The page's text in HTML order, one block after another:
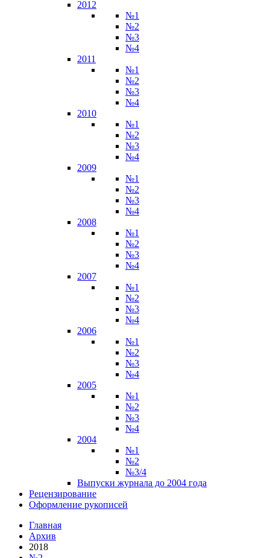
2012
№1
№2
№3
№4
2011
№1
№2
№3
№4
2010
№1
№2
№3
№4
2009
№1
№2
№3
№4
2008
№1
№2
№3
№4
2007
№1
№2
№3
№4
2006
№1
№2
№3
№4
2005
№1
№2
№3
№4
2004
№1
№2
№3/4
Выпуски журнала до 2004 года
Рецензирование
Оформление рукописей
Главная
Архив
2018